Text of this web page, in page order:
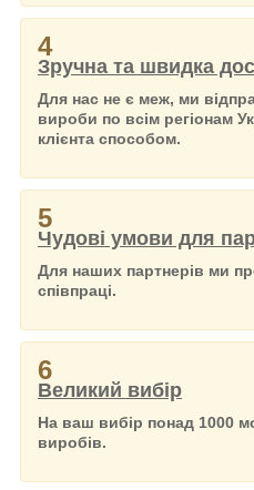
4
Зручна та швидка
Для нас не є меж, ми
вироби по всім регіонам
клієнта способом.
5
Чудові умови для
Для наших партнерів ми
співпраці.
6
Великий вибір
На ваш вибір понад 1000
виробів.